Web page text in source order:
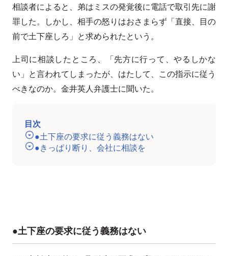
相談者によると、弟はミスの発覚後に電話で取引先に謝
罪した。しかし、相手の怒りはおさまらず「直接、目の
前で土下座しろ」と求められたという。
上司に相談したところ、「先方に行って、やるしかな
い」と言われてしまったが、はたして、この指示に従う
べきなのか。金井英人弁護士に聞いた。
目次
●土下座の要求に従う義務はない
●きっぱり断り、会社に相談を
●土下座の要求に従う義務はない